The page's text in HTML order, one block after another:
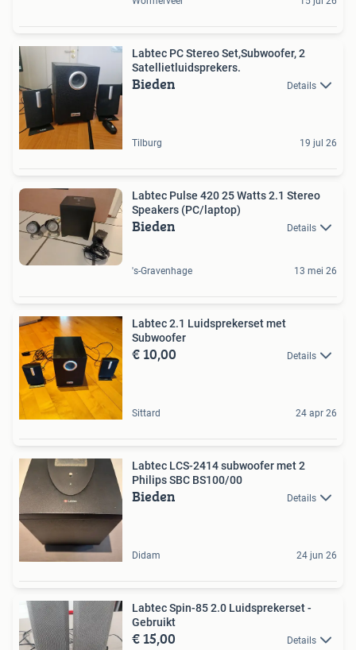
Labtec PC Stereo Set,Subwoofer, 2
Satellietluidsprekers.
Bieden Details
Tilburg 19 jul 26
Labtec Pulse 420 25 Watts 2.1 Stereo
Speakers (PC/laptop)
Bieden Details
's-Gravenhage 13 mei 26
Labtec 2.1 Luidsprekerset met
Subwoofer
€ 10,00 Details
Sittard 24 apr 26
Labtec LCS-2414 subwoofer met 2
Philips SBC BS100/00
Bieden Details
Didam 24 jun 26
Labtec Spin-85 2.0 Luidsprekerset -
Gebruikt
€ 15,00 Details